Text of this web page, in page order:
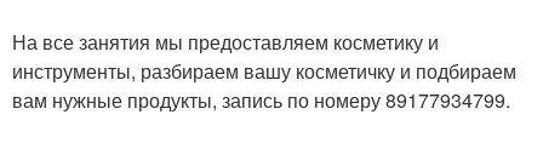
На все занятия мы предоставляем косметику и
инструменты, разбираем вашу косметичку и подбираем
вам нужные продукты, запись по номеру 89177934799.